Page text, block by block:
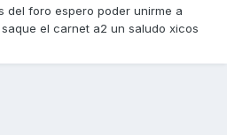
del foro espero poder unirme a
el carnet a2 un saludo xicos